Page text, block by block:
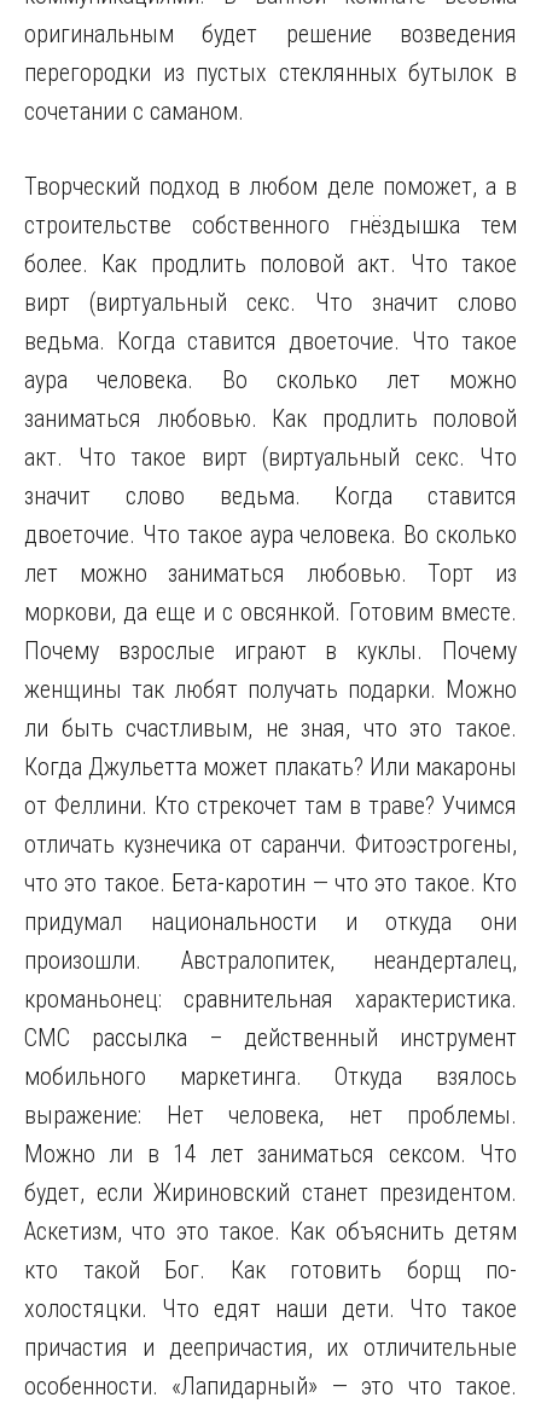
оригинальным будет решение возведения
перегородки из пустых стеклянных бутылок в
сочетании с саманом.
Творческий подход в любом деле поможет, а в
строительстве собственного гнёздышка тем
более. Как продлить половой акт. Что такое
вирт (виртуальный секс. Что значит слово
ведьма. Когда ставится двоеточие. Что такое
аура человека. Во сколько лет можно
заниматься любовью. Как продлить половой
акт. Что такое вирт (виртуальный секс. Что
значит слово ведьма. Когда ставится
двоеточие. Что такое аура человека. Во сколько
лет можно заниматься любовью. Торт из
моркови, да еще и с овсянкой. Готовим вместе.
Почему взрослые играют в куклы. Почему
женщины так любят получать подарки. Можно
ли быть счастливым, не зная, что это такое.
Когда Джульетта может плакать? Или макароны
от Феллини. Кто стрекочет там в траве? Учимся
отличать кузнечика от саранчи. Фитоэстрогены,
что это такое. Бета-каротин — что это такое. Кто
придумал национальности и откуда они
произошли. Австралопитек, неандерталец,
кроманьонец: сравнительная характеристика.
СМС рассылка – действенный инструмент
мобильного маркетинга. Откуда взялось
выражение: Нет человека, нет проблемы.
Можно ли в 14 лет заниматься сексом. Что
будет, если Жириновский станет президентом.
Аскетизм, что это такое. Как объяснить детям
кто такой Бог. Как готовить борщ по-
холостяцки. Что едят наши дети. Что такое
причастия и деепричастия, их отличительные
особенности. «Лапидарный» — это что такое.